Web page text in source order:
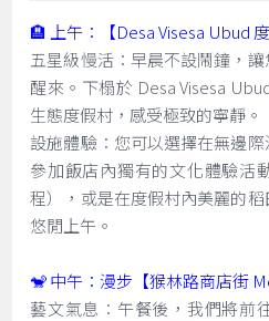
🏨 上午：【Desa Visesa Ubud
五星級慢活：早晨不設鬧鐘，
醒來。下榻於 Desa Visesa
生態度假村，感受極致的寧靜。
設施體驗：您可以選擇在無邊
參加飯店內獨有的文化體驗活
程），或是在度假村內美麗的
悠閒上午。
🐒 中午：漫步【猴林路商店街
藝文氣息：午餐後，我們將前